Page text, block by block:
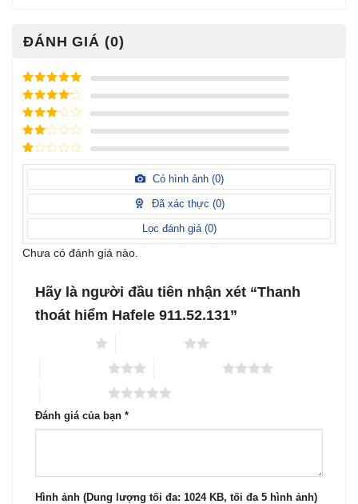
ĐÁNH GIÁ (0)
Được xếp
hạng
5
5
sao
Được xếp
hạng
4
5
sao
Được
xếp
hạng3
5 sao
Được
hạng
sao
Được
hạng
sao
Có hình ảnh (0)
Đã xác thực (0)
Lọc đánh giá (0)
Chưa có đánh giá nào.
Hãy là người đầu tiên nhận xét “Thanh
thoát hiểm Hafele 911.52.131”
Đánh giá của bạn *
Hình ảnh (Dung lượng tối đa: 1024 KB, tối đa 5 hình ảnh)